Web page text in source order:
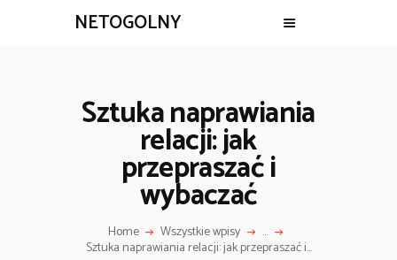
NETOGOLNY
Sztuka naprawiania
relacji: jak
przepraszać i
wybaczać
Home Wszystkie wpisy ...
Sztuka naprawiania relacji: jak przepraszać i...